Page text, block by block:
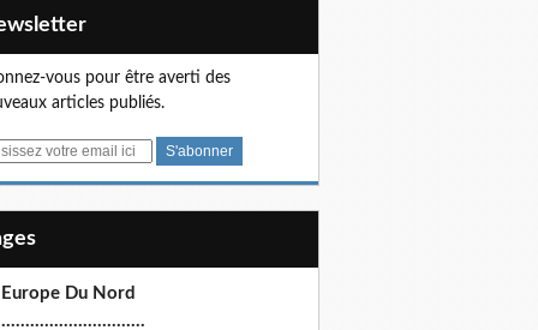
vous pour être averti des
articles publiés.
Du Nord